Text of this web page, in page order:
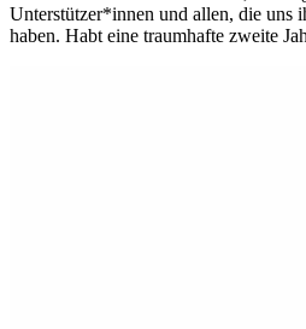
Unterstützer*innen und allen, die uns
haben. Habt eine traumhafte zweite